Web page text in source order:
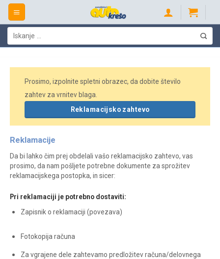
Skip
content
Išči:
Prosimo, izpolnite spletni obrazec, da dobite število
zahtev za vrnitev blaga.
Reklamacijsko zahtevo
Reklamacije
Da bi lahko čim prej obdelali vašo reklamacijsko zahtevo, vas
prosimo, da nam pošljete potrebne dokumente za sprožitev
reklamacijskega postopka, in sicer:
Pri reklamaciji je potrebno dostaviti:
Zapisnik o reklamaciji (povezava)
Fotokopija računa
Za vgrajene dele zahtevamo predložitev računa/delovnega